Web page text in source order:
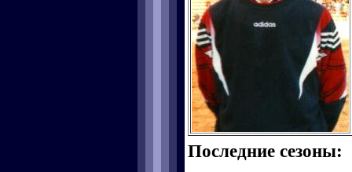
Последние сезоны: